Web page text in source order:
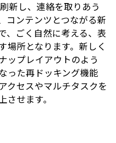
新し、連絡を取りあう
コンテンツとつながる新
、ごく自然に考える、表
場所となります。新しく
ップレイアウトのよう
った再ドッキング機能
クセスやマルチタスクを
させます。